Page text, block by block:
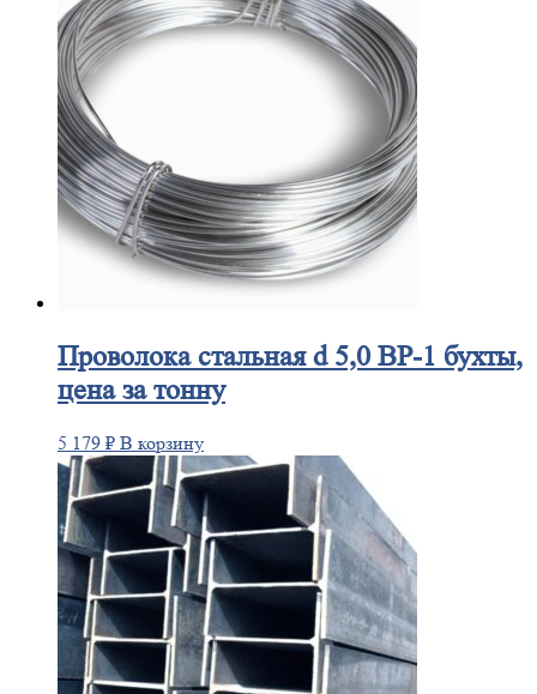
Проволокастальная d 5,0 ВР-1 бухты,
цена за тонну
5 179 ₽ В корзину